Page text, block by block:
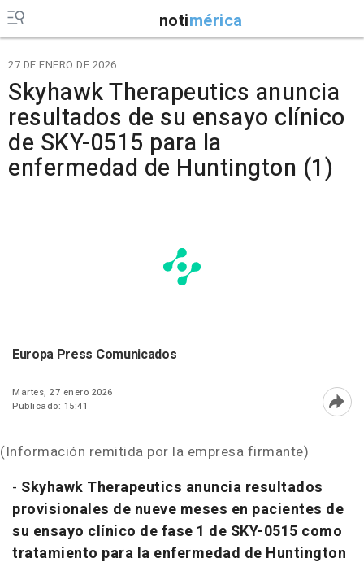
notimérica
27 DE ENERO DE 2026
Skyhawk Therapeutics anuncia
resultados de su ensayo clínico
de SKY-0515 para la
enfermedad de Huntington (1)
Europa Press Comunicados
Martes, 27 enero 2026
Publicado: 15:41
(Información remitida por la empresa firmante)
- Skyhawk Therapeutics anuncia resultados
provisionales de nueve meses en pacientes de
su ensayo clínico de fase 1 de SKY-0515 como
tratamiento para la enfermedad de Huntington